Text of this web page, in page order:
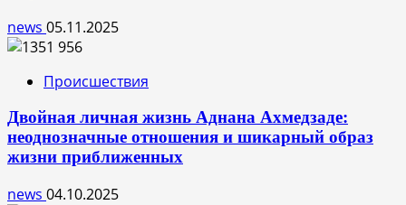
news 05.11.2025
Происшествия
Двойная личная жизнь Аднана Ахмедзаде:
неоднозначные отношения и шикарный образ
жизни приближенных
news 04.10.2025